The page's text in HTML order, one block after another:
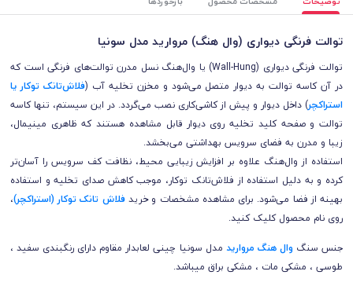
توالت فرنگی دیواری (وال هنگ) مروارید مدل سونیا
توالت فرنگی دیواری (Wall-Hung) یا وال‌هنگ نسل مدرن توالت‌های فرنگی است که
در آن کاسه توالت به دیوار متصل می‌شود و مخزن تخلیه آب (فلاش‌تانک توکار یا
استراکچر) داخل دیوار و پیش از کاشی‌کاری نصب می‌گردد. در این سیستم، تنها کاسه
توالت و صفحه کلید تخلیه روی دیوار قابل مشاهده هستند که ظاهری مینیمال،
زیبا و مدرن به فضای سرویس بهداشتی می‌بخشد.
استفاده از وال‌هنگ علاوه بر افزایش زیبایی محیط، نظافت کف سرویس را آسان‌تر
کرده و به دلیل استفاده از فلاش‌تانک توکار، موجب کاهش صدای تخلیه و استفاده
بهینه از فضا می‌شود. برای مشاهده مشخصات و خریدفلاش تانک توکار (استراکچر)،
روی نام محصول کلیک کنید.
جنس سنگ وال هنگ مروارید مدل سونیا چینی لعابدار مقاوم دارای رنگبندی سفید ،
طوسی ، مشکی مات ، مشکی براق میباشد.